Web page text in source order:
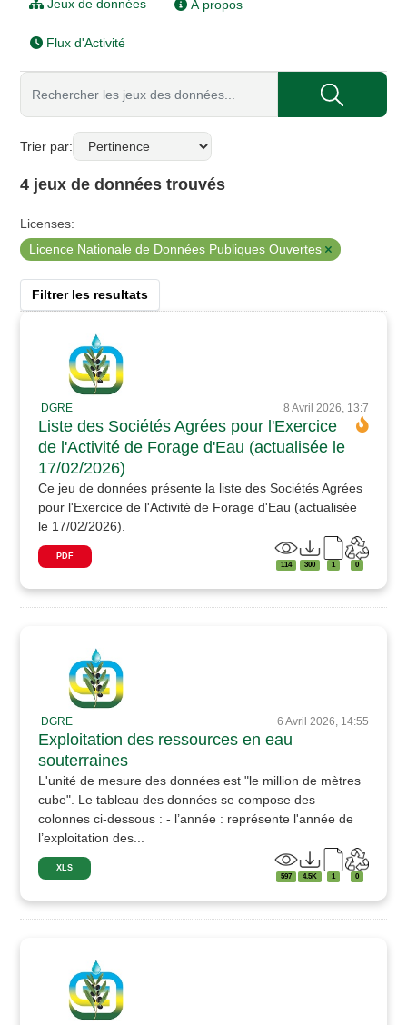
Jeux de données À propos
Flux d'Activité
Trier par
4 jeux de données trouvés
Licenses:
Licence Nationale de Données Publiques Ouvertes
Filtrer les resultats
DGRE 8 Avril 2026, 13:7
Liste des Sociétés Agrées pour l'Exercice
de l'Activité de Forage d'Eau (actualisée le
17/02/2026)
Ce jeu de données présente la liste des Sociétés Agrées
pour l'Exercice de l'Activité de Forage d'Eau (actualisée
le 17/02/2026).
PDF
114 300 1 0
DGRE 6 Avril 2026, 14:55
Exploitation des ressources en eau
souterraines
L'unité de mesure des données est "le million de mètres
cube". Le tableau des données se compose des
colonnes ci-dessous : - l’année : représente l'année de
l’exploitation des...
XLS
597 4.5K 1 0